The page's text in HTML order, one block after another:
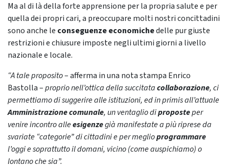
Ma al di là della forte apprensione per la propria salute e per
quella dei propri cari, a preoccupare molti nostri concittadini
sono anche le conseguenze economichedelle pur giuste
restrizioni e chiusure imposte negli ultimi giorni a livello
nazionale e locale.
“A tale proposito– afferma in una nota stampa Enrico
Bastolla –proprio nell’ottica della succitatacollaborazione, ci
permettiamo di suggerire alle istituzioni, ed in primis all’attuale
Amministrazione comunale, un ventaglio diproposteper
venire incontro alleesigenzegià manifestate a più riprese da
svariate “categorie” di cittadini e per meglioprogrammare
l’oggi e soprattutto il domani, vicino (come auspichiamo) o
lontano che sia”.